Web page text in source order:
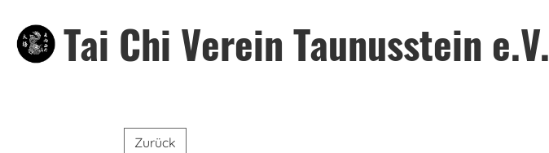
Tai Chi Verein Taunusstein e.V.
Zurück